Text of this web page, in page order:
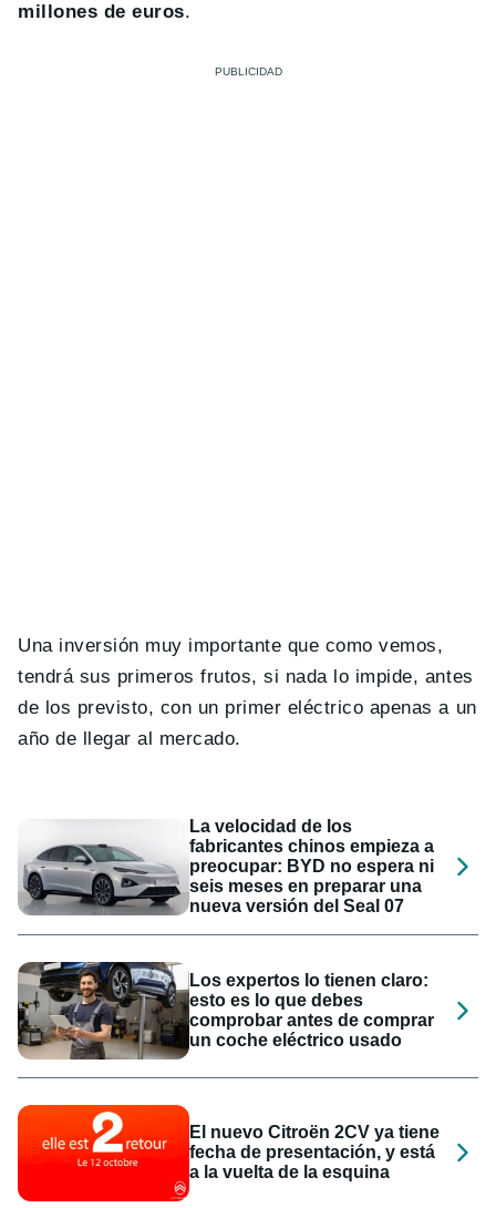
millones de euros.
Una inversión muy importante que como vemos,
tendrá sus primeros frutos, si nada lo impide, antes
de los previsto, con un primer eléctrico apenas a un
año de llegar al mercado.
La velocidad de los
fabricantes chinos empieza a
preocupar: BYD no espera ni
seis meses en preparar una
nueva versión del Seal 07
Los expertos lo tienen claro:
esto es lo que debes
comprobar antes de comprar
un coche eléctrico usado
El nuevo Citroën 2CV ya tiene
fecha de presentación, y está
a la vuelta de la esquina